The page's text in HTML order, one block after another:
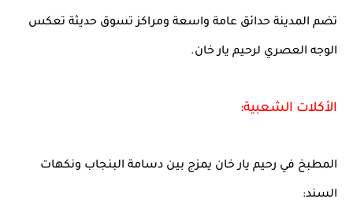
تضم المدينة حدائق عامة واسعة ومراكز تسوق حديثة تعكس
الوجه العصري لرحيم يار خان.
الأكلات الشعبية:
المطبخ في رحيم يار خان يمزج بين دسامة البنجاب ونكهات
السند: